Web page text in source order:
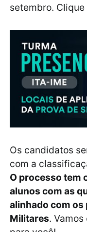
setembro.
Os candidatos
com a
O processo tem
alunos com as
alinhado com
Militares.